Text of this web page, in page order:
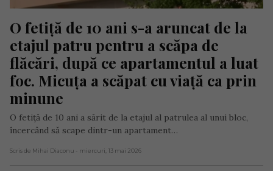
O fetiță de 10 ani s-a aruncat de la
etajul patru pentru a scăpa de
flăcări, după ce apartamentul a luat
foc. Micuța a scăpat cu viață ca prin
minune
O fetiță de 10 ani a sărit de la etajul al patrulea al unui bloc,
încercând să scape dintr-un apartament…
Scris de Mihai Diaconu - miercuri, 13 mai 2026